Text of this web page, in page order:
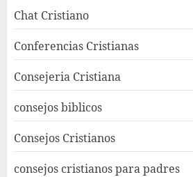
Chat Cristiano
Conferencias Cristianas
Consejeria Cristiana
consejos biblicos
Consejos Cristianos
consejos cristianos para padres